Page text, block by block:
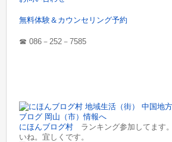
無料体験＆カウンセリング予約
☎︎ 086－252－7585
にほんブログ村 ランキング参加してます
いね。宜しくです。